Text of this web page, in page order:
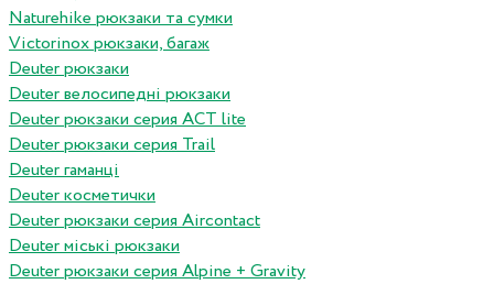
Naturehike рюкзаки та сумки
Victorinox рюкзаки, багаж
Deuter рюкзаки
Deuter велосипедні рюкзаки
Deuter рюкзаки серия ACT lite
Deuter рюкзаки серия Trail
Deuter гаманці
Deuter косметички
Deuter рюкзаки серия Aircontact
Deuter міські рюкзаки
Deuter рюкзаки серия Alpine + Gravity